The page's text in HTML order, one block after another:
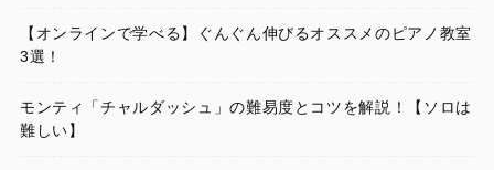
【オンラインで学べる】ぐんぐん伸びるオススメのピアノ教室
3選！
モンティ「チャルダッシュ」の難易度とコツを解説！【ソロは
難しい】